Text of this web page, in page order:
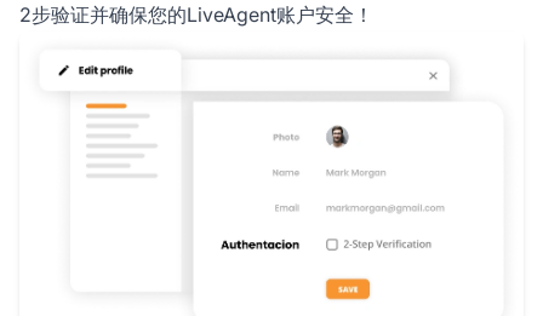
2步验证并确保您的LiveAgent账户安全！